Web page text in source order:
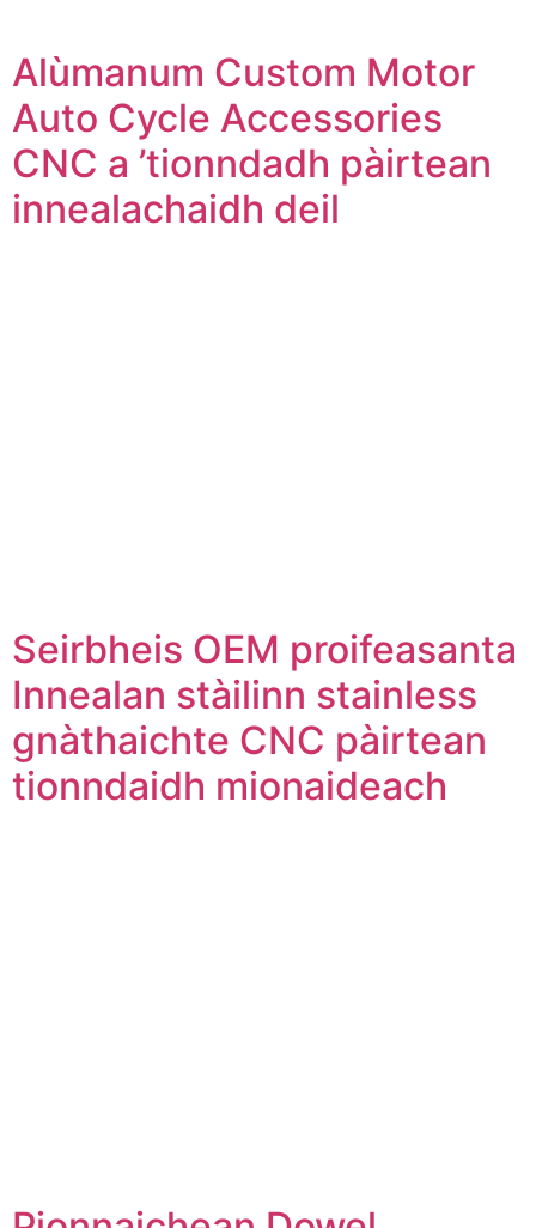
Alùmanum Custom Motor
Auto Cycle Accessories
CNC a ’tionndadh pàirtean
innealachaidh deil
Seirbheis OEM proifeasanta
Innealan stàilinn stainless
gnàthaichte CNC pàirtean
tionndaidh mionaideach